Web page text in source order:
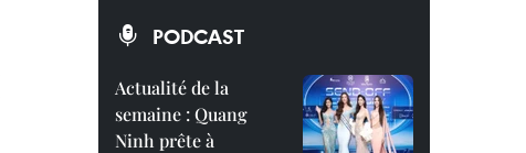
PODCAST
Actualité de la
semaine : Quang
Ninh prête à